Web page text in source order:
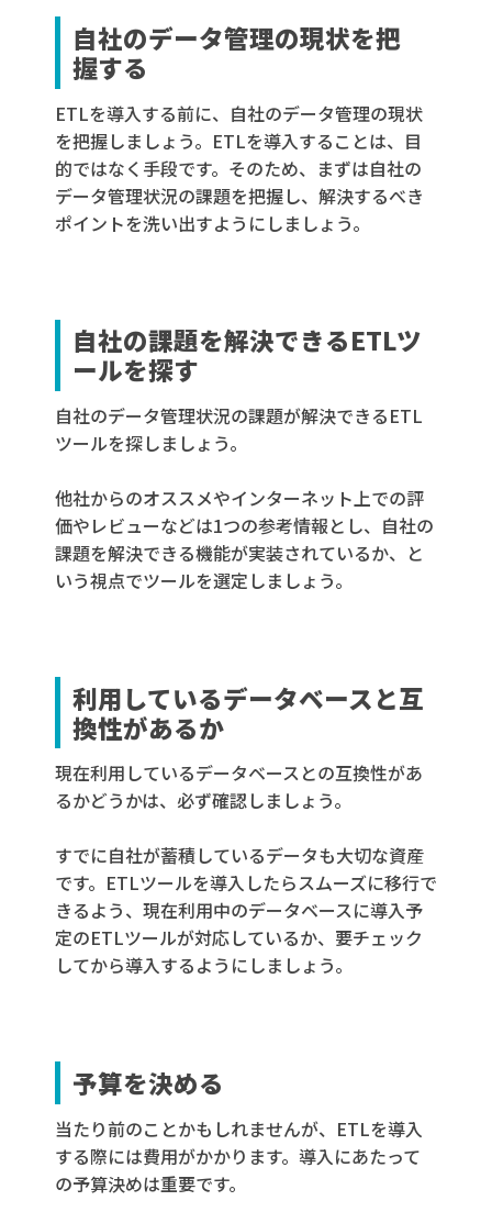
自社のデータ管理の現状を把
握する
ETLを導入する前に、自社のデータ管理の現状
を把握しましょう。ETLを導入することは、目
的ではなく手段です。そのため、まずは自社の
データ管理状況の課題を把握し、解決するべき
ポイントを洗い出すようにしましょう。
自社の課題を解決できるETLツ
ールを探す
自社のデータ管理状況の課題が解決できるETL
ツールを探しましょう。
他社からのオススメやインターネット上での評
価やレビューなどは1つの参考情報とし、自社の
課題を解決できる機能が実装されているか、と
いう視点でツールを選定しましょう。
利用しているデータベースと互
換性があるか
現在利用しているデータベースとの互換性があ
るかどうかは、必ず確認しましょう。
すでに自社が蓄積しているデータも大切な資産
です。ETLツールを導入したらスムーズに移行で
きるよう、現在利用中のデータベースに導入予
定のETLツールが対応しているか、要チェック
してから導入するようにしましょう。
予算を決める
当たり前のことかもしれませんが、ETLを導入
する際には費用がかかります。導入にあたって
の予算決めは重要です。